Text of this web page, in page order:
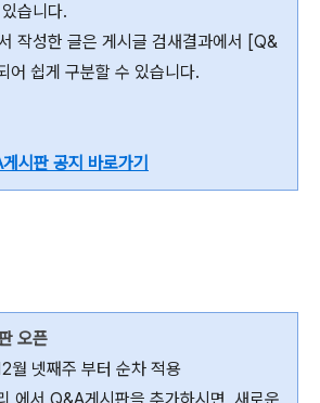
습니다.
작성한 글은 게시글 검새결과에서 [Q&
어 쉽게 구분할 수 있습니다.
시판 공지 바로가기
오픈
월 넷째주 부터 순차 적용